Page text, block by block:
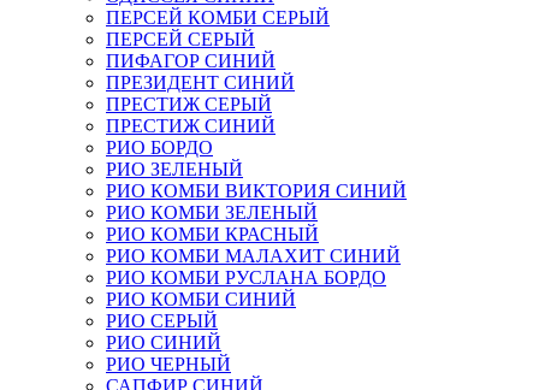
ПЕРСЕЙ КОМБИ СЕРЫЙ
ПЕРСЕЙ СЕРЫЙ
ПИФАГОР СИНИЙ
ПРЕЗИДЕНТ СИНИЙ
ПРЕСТИЖ СЕРЫЙ
ПРЕСТИЖ СИНИЙ
РИО БОРДО
РИО ЗЕЛЕНЫЙ
РИО КОМБИ ВИКТОРИЯ СИНИЙ
РИО КОМБИ ЗЕЛЕНЫЙ
РИО КОМБИ КРАСНЫЙ
РИО КОМБИ МАЛАХИТ СИНИЙ
РИО КОМБИ РУСЛАНА БОРДО
РИО КОМБИ СИНИЙ
РИО СЕРЫЙ
РИО СИНИЙ
РИО ЧЕРНЫЙ
САПФИР СИНИЙ